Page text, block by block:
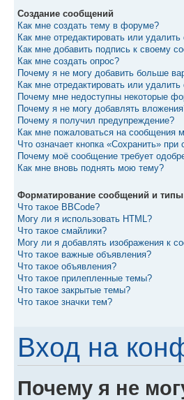
Создание сообщений
Как мне создать тему в форуме?
Как мне отредактировать или
Как мне добавить подпись к своему
Как мне создать опрос?
Почему я не могу добавить больше
Как мне отредактировать или удалить
Почему мне недоступны некоторые
Почему я не могу добавлять
Почему я получил предупреждение?
Как мне пожаловаться на сообщения
Что означает кнопка «Сохранить»
Почему моё сообщение требует
Как мне вновь поднять мою тему?
Форматирование сообщений и
Что такое BBCode?
Могу ли я использовать HTML?
Что такое смайлики?
Могу ли я добавлять изображения к
Что такое важные объявления?
Что такое объявления?
Что такое прилепленные темы?
Что такое закрытые темы?
Что такое значки тем?
Вход на
Почему я не